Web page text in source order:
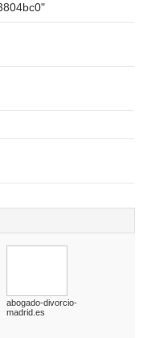
abogado-divorcio-
madrid.es